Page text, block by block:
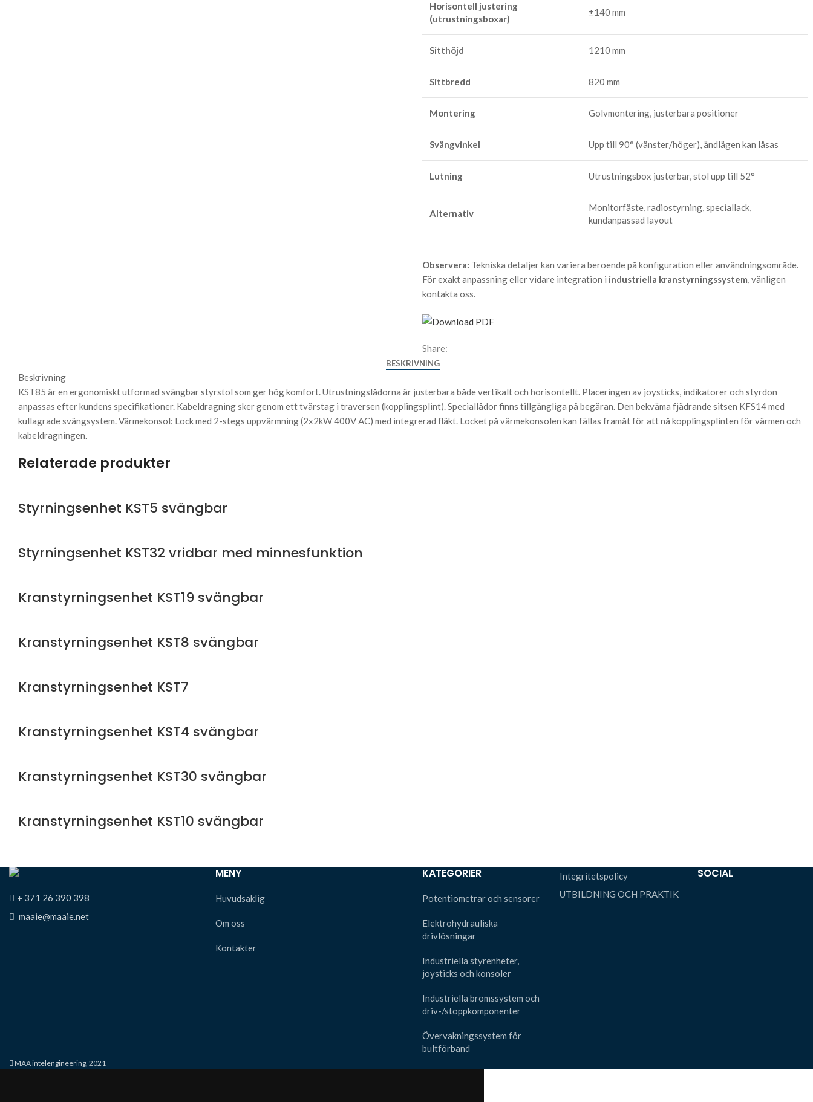
Horisontell justering
(utrustningsboxar)
±140 mm
Sitthöjd 1210 mm
Sittbredd 820 mm
Montering Golvmontering, justerbara positioner
Svängvinkel Upp till 90° (vänster/höger), ändlägen kan låsas
Lutning Utrustningsbox justerbar, stol upp till 52°
Alternativ
Monitorfäste, radiostyrning, speciallack,
kundanpassad layout
Observera: Tekniska detaljer kan variera beroende på konfiguration eller användningsområde.
För exakt anpassning eller vidare integration i industriella kranstyrningssystem, vänligen
kontakta oss.
Share:
BESKRIVNING
Beskrivning
KST85 är en ergonomiskt utformad svängbar styrstol som ger hög komfort. Utrustningslådorna är justerbara både vertikalt och horisontellt. Placeringen av joysticks, indikatorer och styrdon
anpassas efter kundens specifikationer. Kabeldragning sker genom ett tvärstag i traversen (kopplingsplint). Speciallådor finns tillgängliga på begäran. Den bekväma fjädrande sitsen KFS14 med
kullagrade svängsystem. Värmekonsol: Lock med 2-stegs uppvärmning (2x2kW 400V AC) med integrerad fläkt. Locket på värmekonsolen kan fällas framåt för att nå kopplingsplinten för värmen och
kabeldragningen.
Relaterade produkter
Styrningsenhet KST5 svängbar
Styrningsenhet KST32 vridbar med minnesfunktion
Kranstyrningsenhet KST19 svängbar
Kranstyrningsenhet KST8 svängbar
Kranstyrningsenhet KST7
Kranstyrningsenhet KST4 svängbar
Kranstyrningsenhet KST30 svängbar
Kranstyrningsenhet KST10 svängbar
+ 371 26 390 398
maaie@maaie.net
MENY
Huvudsaklig
Om oss
Kontakter
KATEGORIER
Potentiometrar och sensorer
Elektrohydrauliska
drivlösningar
Industriella styrenheter,
joysticks och konsoler
Industriella bromssystem och
driv-/stoppkomponenter
Övervakningssystem för
bultförband
Integritetspolicy
UTBILDNING OCH PRAKTIK
SOCIAL
MAA intelengineering, 2021